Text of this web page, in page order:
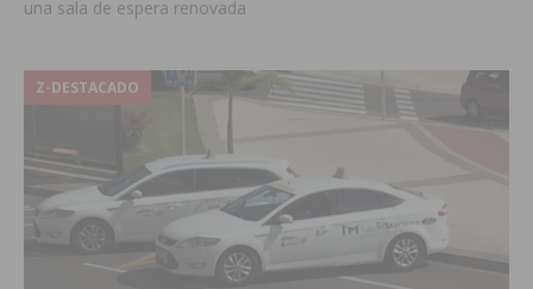
una sala de espera renovada
Z-DESTACADO